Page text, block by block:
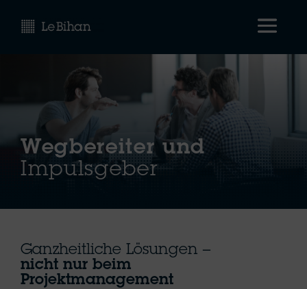
Wegbereiter und
Impulsgeber
Ganzheitliche Lösungen –
nicht nur beim
Projektmanagement